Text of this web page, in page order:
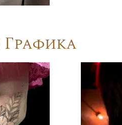
Графика